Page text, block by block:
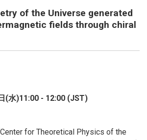
of the Universe generated
fields through chiral
(水)11:00 - 12:00 (JST)
for Theoretical Physics of the